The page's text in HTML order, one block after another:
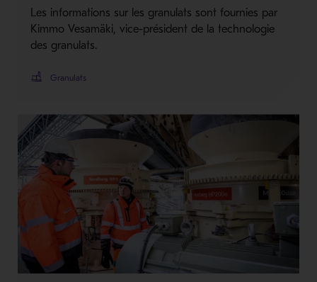
Les informations sur les granulats sont fournies par
Kimmo Vesamäki, vice-président de la technologie
des granulats.
Granulats